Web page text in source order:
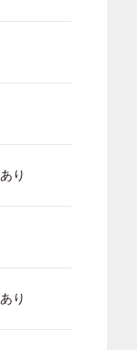
あり
あり